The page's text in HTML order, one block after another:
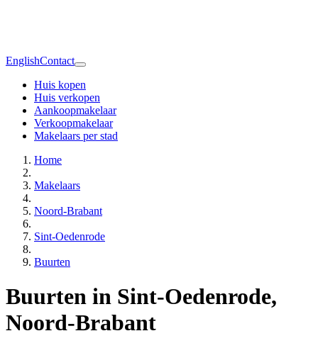
EnglishContact
Huis kopen
Huis verkopen
Aankoopmakelaar
Verkoopmakelaar
Makelaars per stad
Home
Makelaars
Noord-Brabant
Sint-Oedenrode
Buurten
Buurten in Sint-Oedenrode,
Noord-Brabant